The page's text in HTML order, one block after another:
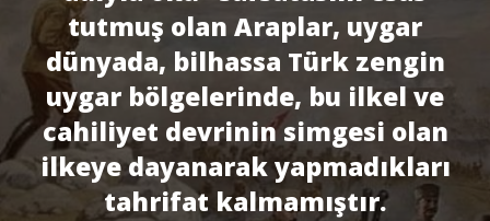
tutmuş olan Araplar, uygar
dünyada, bilhassa Türk zengin
uygar bölgelerinde, bu ilkel ve
cahiliyet devrinin simgesi olan
ilkeye dayanarak yapmadıkları
tahrifat kalmamıştır.